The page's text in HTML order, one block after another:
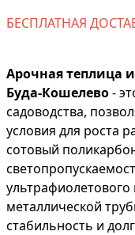
БЕСПЛАТНАЯ
Арочная теплица
Буда-Кошелево-
садоводства,
условия для роста
сотовый
ультрафиолетового
металлической
стабильность и